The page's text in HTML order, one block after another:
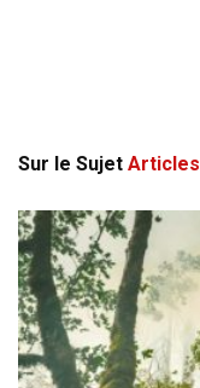
Sur le Sujet Articles